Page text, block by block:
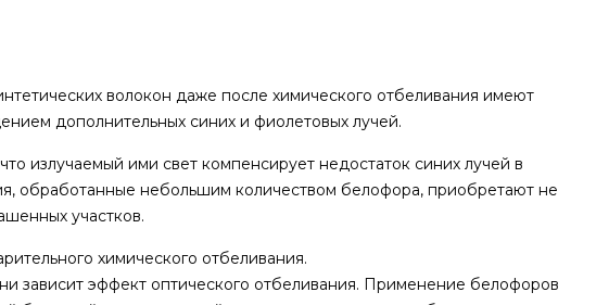
волокон даже после химического отбеливания имеют
дополнительных синих и фиолетовых лучей.
излучаемый ими свет компенсирует недостаток синих лучей в
обработанные небольшим количеством белофора, приобретают не
участков.
химического отбеливания.
зависит эффект оптического отбеливания. Применение белофоров